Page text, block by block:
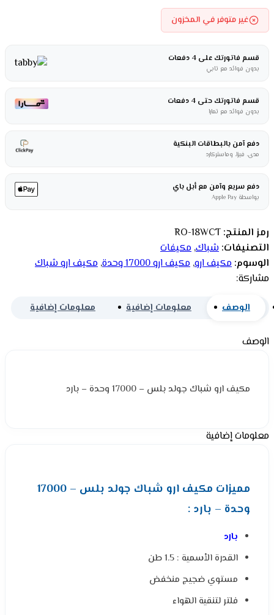
غير متوفر في المخزون
قسم فاتورتك على 4 دفعات
بدون فوائد مع تابي
قسم فاتورتك حتى 4 دفعات
بدون فوائد مع تمارا
دفع آمن بالبطاقات البنكية
مدى، فيزا، وماستركارد
دفع سريع وآمن مع أبل باي
بواسطة Apple Pay
رمز المنتج:RO-18WCT
التصنيفات: شباك, مكيفات
الوسوم: مكيف ارو, مكيف ارو 17000 وحدة , مكيف ارو شباك
مشاركة:
الوصف معلومات إضافية معلومات إضافية
الوصف
مكيف ارو شباك جولد بلس – 17000 وحدة – بارد
معلومات إضافية
مميزات مكيف ارو شباك جولد بلس – 17000
وحدة – بارد :
بارد
القدرة الأسمية : 1.5 طن
مستوي ضجيج منخفض
فلتر لتنقية الهواء